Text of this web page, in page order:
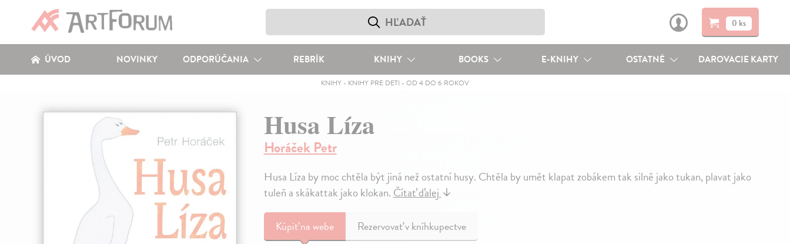
0 ks
ÚVOD NOVINKY ODPORÚČANIA REBRÍK KNIHY BOOKS E-KNIHY OSTATNÉ DAROVACIE KARTY
KNIHY- KNIHY PRE DETI - OD 4 DO 6 ROKOV
Husa Líza
Horáček Petr
Husa Líza by moc chtěla být jiná než ostatní husy. Chtěla by umět klapat zobákem tak silně jako tukan, plavat jako
tuleň a skákattak jako klokan.Čítať ďalej↓
Kúpiťna webe Rezervovať v kníhkupectve